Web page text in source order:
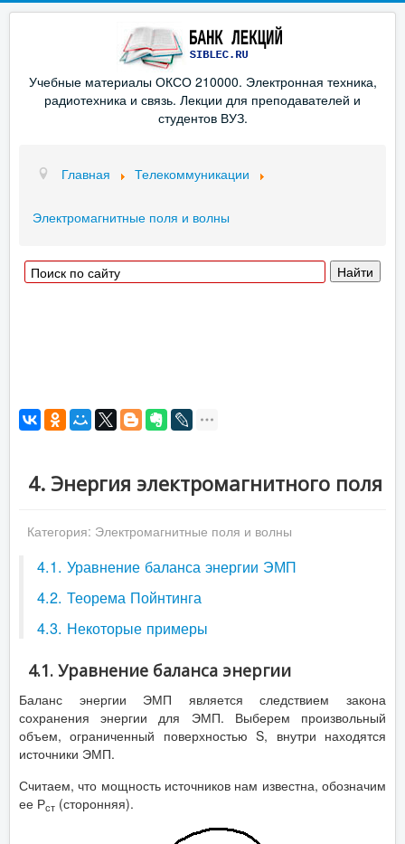
Учебные материалы ОКСО 210000. Электронная техника,
радиотехника и связь. Лекции для преподавателей и
студентов ВУЗ.
Главная Телекоммуникации
Электромагнитные поля и волны
4. Энергия электромагнитного поля
Категория: Электромагнитные поля и волны
4.1. Уравнение баланса энергии ЭМП
4.2. Теорема Пойнтинга
4.3. Некоторые примеры
4.1. Уравнение баланса энергии
Баланс энергии ЭМП является следствием закона
сохранения энергии для ЭМП. Выберем произвольный
объем, ограниченный поверхностью S, внутри находятся
источники ЭМП.
Считаем, что мощность источников нам известна, обозначим
ее Рст (сторонняя).